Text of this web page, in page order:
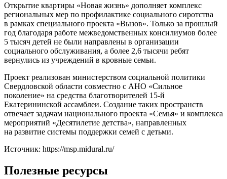
Открытие квартиры «Новая жизнь» дополняет комплекс
региональных мер по профилактике социального сиротства
в рамках специального проекта «Вызов». Только за прошлый
год благодаря работе межведомственных консилиумов более
5 тысяч детей не были направлены в организации
социального обслуживания, а более 2,6 тысячи ребят
вернулись из учреждений в кровные семьи.
Проект реализован министерством социальной политики
Свердловской области совместно с АНО «Сильное
поколение» на средства благотворителей 15-й
Екатерининской ассамблеи. Создание таких пространств
отвечает задачам национального проекта «Семья» и комплекса
мероприятий «Десятилетие детства», направленных
на развитие системы поддержки семей с детьми.
Источник: https://msp.midural.ru/
Полезные ресурсы